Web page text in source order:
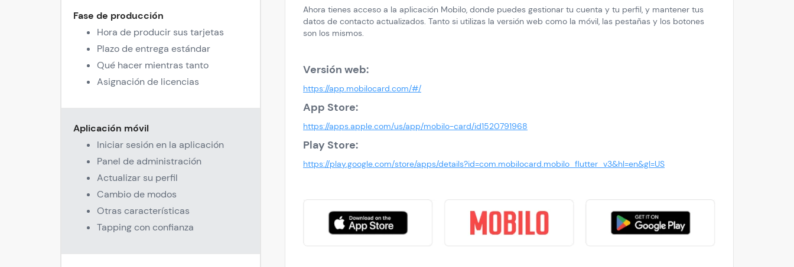
Fase de producción
Hora de producir sus tarjetas
Plazo de entrega estándar
Qué hacer mientras tanto
Asignación de licencias
Aplicación móvil
Iniciar sesión en la aplicación
Panel de administración
Actualizar su perfil
Cambio de modos
Otras características
Tapping con confianza
Ahora tienes acceso a la aplicación Mobilo, donde puedes gestionar tu cuenta y tu perfil, y mantener tus
datos de contacto actualizados. Tanto si utilizas la versión web como la móvil, las pestañas y los botones
son los mismos.
Versión web:
https://app.mobilocard.com/#/
App Store:
https://apps.apple.com/us/app/mobilo-card/id1520791968
Play Store:
https://play.google.com/store/apps/details?id=com.mobilocard.mobilo_flutter_v3&hl=en&gl=US